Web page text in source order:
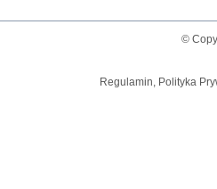
©
Regulamin, Polityka